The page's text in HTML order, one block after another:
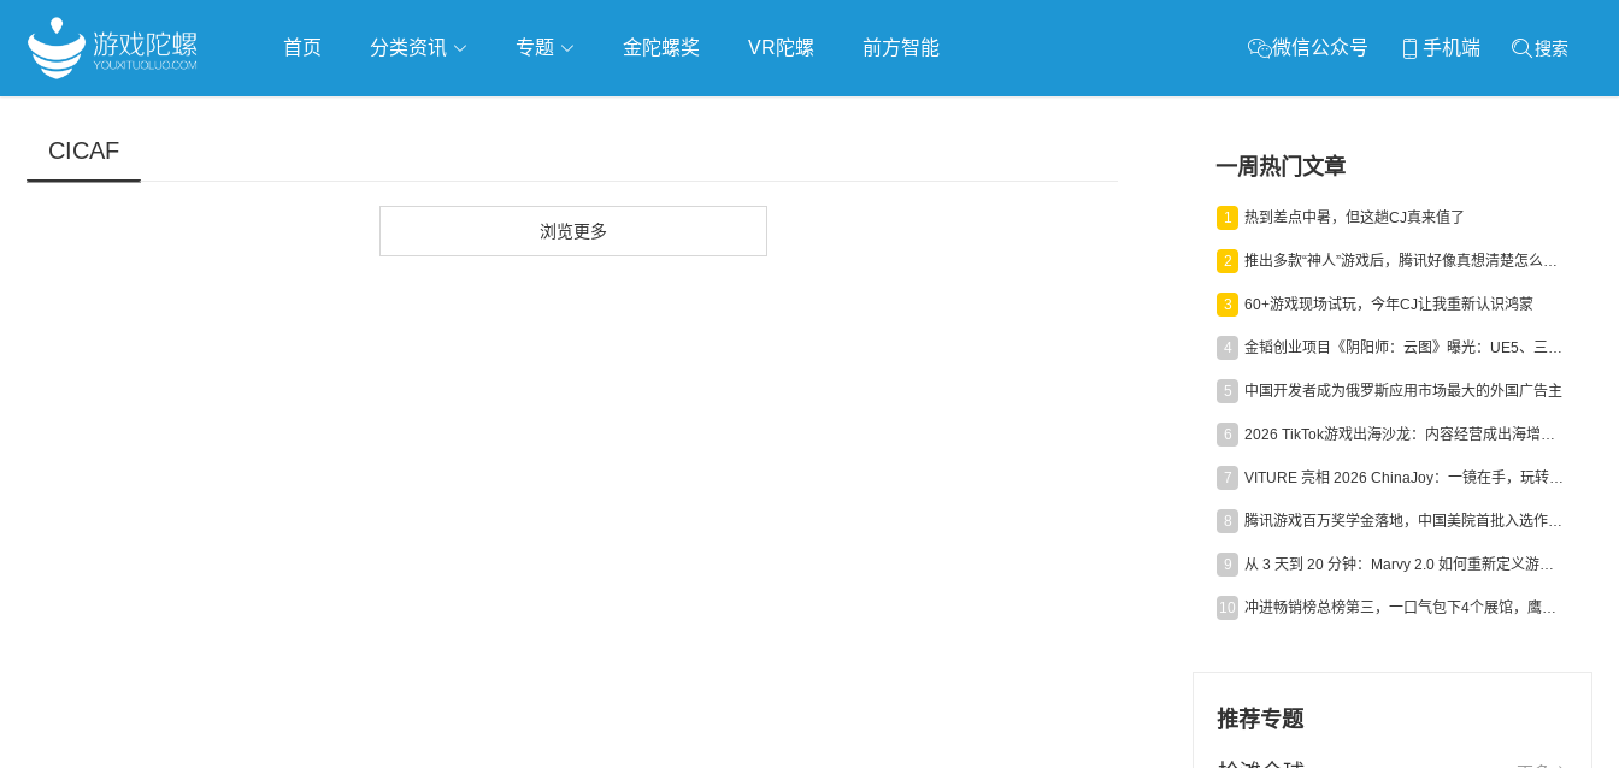
首页 分类资讯 专题 金陀螺奖 VR陀螺 前方智能 微信公众号 手机端 搜索
CICAF
浏览更多
一周热门文章
1 热到差点中暑，但这趟CJ真来值了
2 推出多款“神人”游戏后，腾讯好像真想清楚怎么做二次元了
3 60+游戏现场试玩，今年CJ让我重新认识鸿蒙
4 金韬创业项目《阴阳师：云图》曝光：UE5、三端互通、ARPG
5 中国开发者成为俄罗斯应用市场最大的外国广告主
6 2026 TikTok游戏出海沙龙：内容经营成出海增长新引擎
7 VITURE 亮相 2026 ChinaJoy：一镜在手，玩转全场！
8 腾讯游戏百万奖学金落地，中国美院首批入选作品获业内关注
9 从 3 天到 20 分钟：Marvy 2.0 如何重新定义游戏出海营销效率？
10 冲进畅销榜总榜第三，一口气包下4个展馆，鹰角把嘉年华做爆了
推荐专题